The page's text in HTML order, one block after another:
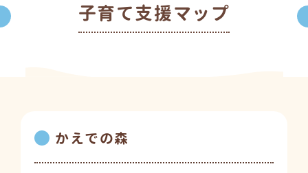
子育て支援マップ
かえでの森